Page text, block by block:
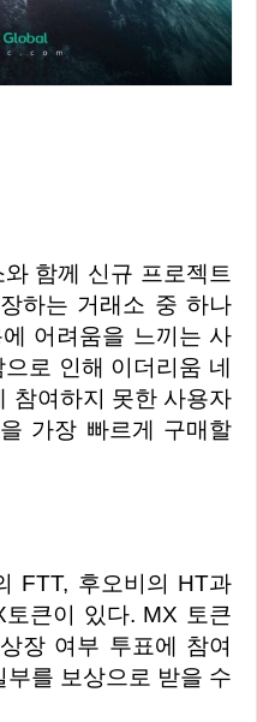
함께 신규 프로젝트
하는 거래소 중 하나
어려움을 느끼는 사
로 인해 이더리움 네
참여하지 못한 사용자
가장 빠르게 구매할
FTT, 후오비의 HT과
큰이 있다. MX 토큰
장 여부 투표에 참여
를 보상으로 받을 수